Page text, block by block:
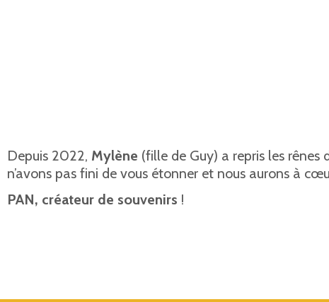
Depuis 2022, Mylène (fille de Guy) a repris les rênes
n’avons pas fini de vous étonner et nous aurons à
PAN, créateur de souvenirs !